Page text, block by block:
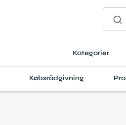
Kategorier
Købsrådgivning
Hvordan virker en airfryer?